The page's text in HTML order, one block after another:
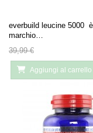
everbuild leucine 5000
marchio…
39,99 €
Aggiungi al carrello